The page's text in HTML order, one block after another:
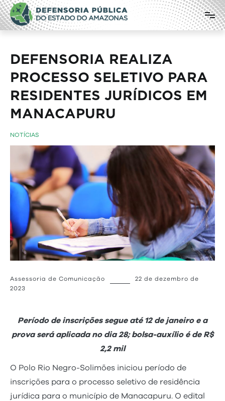
Pular
para
o
conteúdo
Defensoria Pública do Estado do
Amazonas
DEFENSORIA REALIZA
PROCESSO SELETIVO PARA
RESIDENTES JURÍDICOS EM
MANACAPURU
NOTÍCIAS
Assessoria de Comunicação
22 de dezembro de
2023
Período de inscrições segue até 12 de janeiro e a
prova será aplicada no dia 28; bolsa-auxílio é de R$
2,2 mil
O Polo Rio Negro-Solimões iniciou período de
inscrições para o processo seletivo de residência
jurídica para o município de Manacapuru. O edital